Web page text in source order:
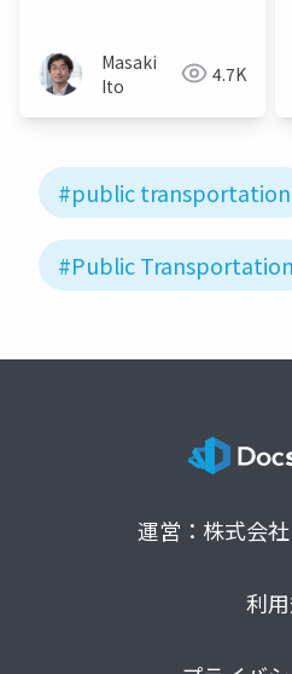
Masaki
Ito
4.7K
#public transportation
#Public Transportation
運営：株式会
利